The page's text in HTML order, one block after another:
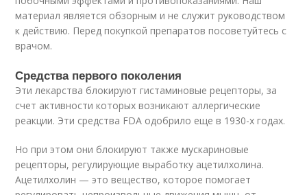
материал является обзорным и не служит руководством
к действию. Перед покупкой препаратов посоветуйтесь с
врачом.
Средства первого поколения
Эти лекарства блокируют гистаминовые рецепторы, за
счет активности которых возникают аллергические
реакции. Эти средства FDA одобрило еще в 1930-х годах.
Но при этом они блокируют также мускариновые
рецепторы, регулирующие выработку ацетилхолина.
Ацетилхолин — это вещество, которое помогает